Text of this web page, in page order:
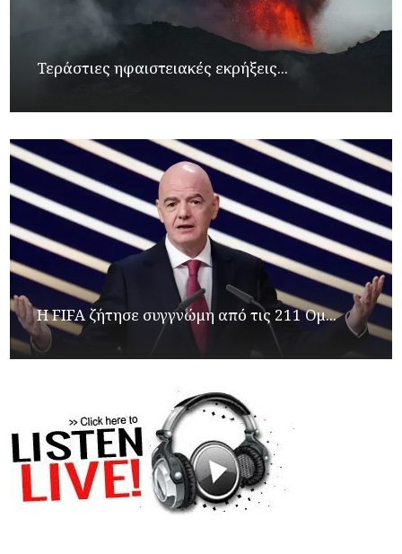
Τεράστιες ηφαιστειακές εκρήξεις...
Η FIFA ζήτησε συγγνώμη από τις 211 Ομ...